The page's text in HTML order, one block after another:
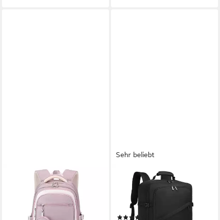
BLUSMART
Schulrucksack
Schülerrucksack/Kinderrucksack
(Großes Fassungsvermögen,
Sehr beliebt
KONO
Rucksack Handgepäck-
Rucksack mit vielen Fächern
Leichtgewicht